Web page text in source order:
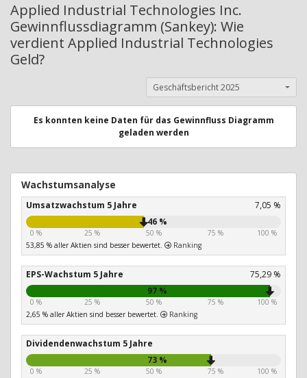
Applied Industrial Technologies Inc.
Gewinnflussdiagramm (Sankey): Wie
verdient Applied Industrial Technologies
Geld?
Geschäftsbericht 2025
Es konnten keine Daten für das Gewinnfluss Diagramm
geladen werden
Wachstumsanalyse
Umsatzwachstum 5 Jahre
7,05 %
46 %
0 % 25 % 50 % 75 %
100 %
53,85 % aller Aktien sind besser bewertet.
Ranking
EPS-Wachstum 5 Jahre
75,29 %
97 %
0 % 25 % 50 % 75 %
100 %
2,65 % aller Aktien sind besser bewertet.
Ranking
Dividendenwachstum 5 Jahre
73 %
0 % 25 % 50 % 75 %
100 %